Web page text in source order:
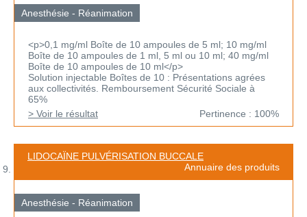
Anesthésie - Réanimation
<p>0,1 mg/ml Boîte de 10 ampoules de 5 ml; 10 mg/ml
Boîte de 10 ampoules de 1 ml, 5 ml ou 10 ml; 40 mg/ml
Boîte de 10 ampoules de 10 ml</p>
Solution injectable Boîtes de 10 : Présentations agrées
aux collectivités. Remboursement Sécurité Sociale à
65%
> Voir le résultat
Pertinence : 100%
LIDOCAÏNE PULVÉRISATION BUCCALE
Annuaire des produits
Anesthésie - Réanimation